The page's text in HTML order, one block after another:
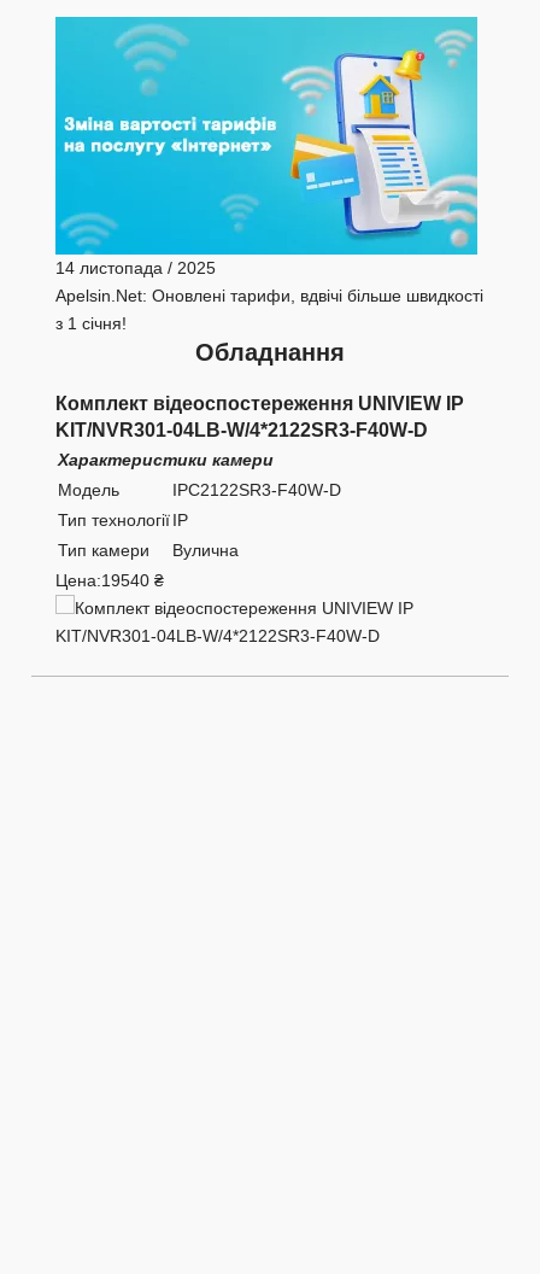
14 листопада / 2025
Apelsin.Net: Оновлені тарифи, вдвічі більше швидкості
з 1 січня!
Обладнання
Комплект відеоспостереження UNIVIEW IP
KIT/NVR301-04LB-W/4*2122SR3-F40W-D
Характеристики камери
Модель
IPC2122SR3-F40W-D
Тип технологіїIP
Тип камери
Вулична
Цена:19540 ₴